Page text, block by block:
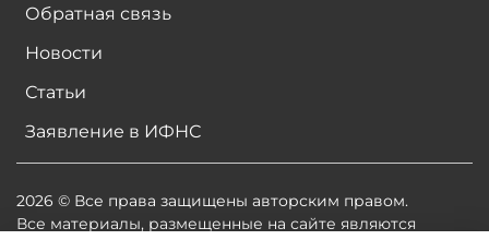
Обратная связь
Новости
Статьи
Заявление в ИФНС
2026 © Все права защищены авторским правом.
Все материалы, размещенные на сайте являются